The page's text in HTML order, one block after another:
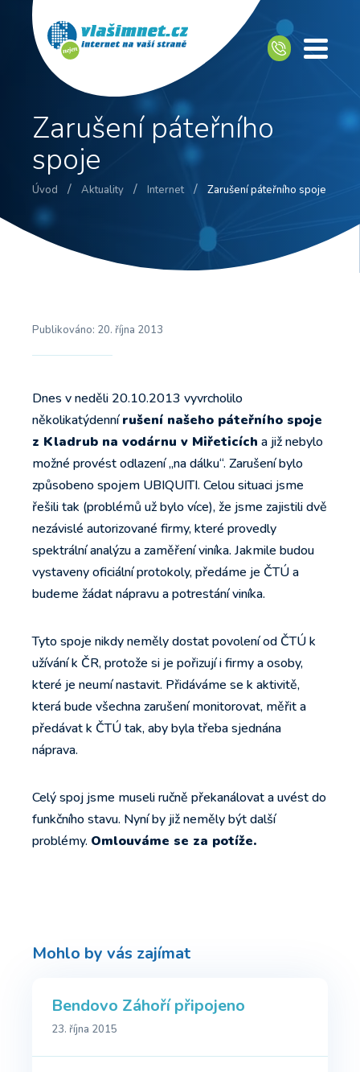
Zarušení páteřního
spoje
Úvod / Aktuality / Internet / Zarušení páteřního spoje
Publikováno: 20. října 2013
Dnes v neděli 20.10.2013 vyvrcholilo
několikatýdennírušení našeho páteřního spoje
z Kladrub na vodárnu v Miřeticích a již nebylo
možné provést odlazení „na dálku“. Zarušení bylo
způsobeno spojem UBIQUITI. Celou situaci jsme
řešili tak (problémů už bylo více), že jsme zajistili dvě
nezávislé autorizované firmy, které provedly
spektrální analýzu a zaměření viníka. Jakmile budou
vystaveny oficiální protokoly, předáme je ČTÚ a
budeme žádat nápravu a potrestání viníka.
Tyto spoje nikdy neměly dostat povolení od ČTÚ k
užívání k ČR, protože si je pořizují i firmy a osoby,
které je neumí nastavit. Přidáváme se k aktivitě,
která bude všechna zarušení monitorovat, měřit a
předávat k ČTÚ tak, aby byla třeba sjednána
náprava.
Celý spoj jsme museli ručně překanálovat a uvést do
funkčního stavu. Nyní by již neměly být další
problémy. Omlouváme se za potíže.
Mohlo by vás zajímat
Bendovo Záhoří připojeno
23. října 2015